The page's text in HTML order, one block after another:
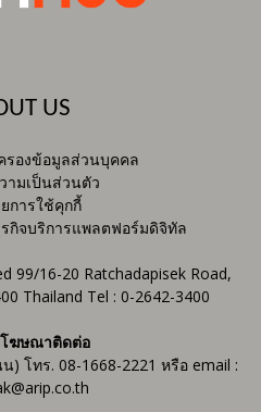
US
รองข้อมูลส่วนบุคคล
ามเป็นส่วนตัว
การใช้คุกกี้
กิจบริการแพลตฟอร์มดิจิทัล
99/16-20 Ratchadapisek Road,
Thailand Tel : 0-2642-3400
ฆษณาติดต่อ
โทร. 08-1668-2221 หรือ email :